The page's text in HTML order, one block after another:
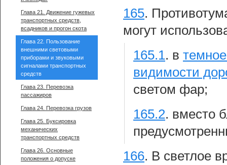
165.
могут
165.1. в
видимости
светом фар;
165.2. вместо
166. В светлое
Глава 21. Движение гужевых
транспортных средств,
всадников и прогон скота
Глава 22. Пользование
внешними световыми
приборами и звуковыми
сигналами транспортных
средств
Глава 23. Перевозка
пассажиров
Глава 24. Перевозка грузов
Глава 25. Буксировка
механических
транспортных средств
Глава 26. Основные
положения о допуске